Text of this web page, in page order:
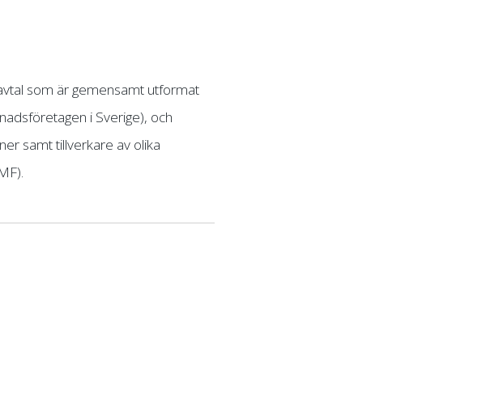
som är gemensamt utformat
i Sverige), och
samt tillverkare av olika